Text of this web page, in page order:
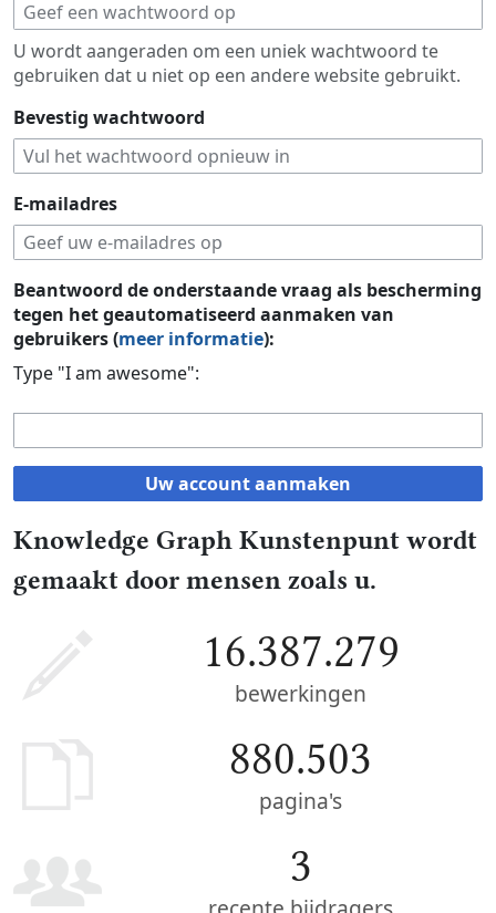
U wordt aangeraden om een uniek wachtwoord te
gebruiken dat u niet op een andere website gebruikt.
Bevestig wachtwoord
E-mailadres
Beantwoord de onderstaande vraag als bescherming
tegen het geautomatiseerd aanmaken van
gebruikers (meer informatie):
Type "I am awesome":
Uw account aanmaken
Knowledge Graph Kunstenpunt wordt
gemaakt door mensen zoals u.
16.387.279
bewerkingen
880.503
pagina's
3